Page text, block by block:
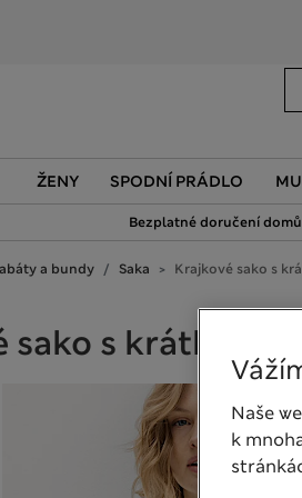
ŽENY SPODNÍ PRÁDLO
Bezplatné doručení
a bundy Saka Krajkové sako s
sako s krátkými
Naše
k